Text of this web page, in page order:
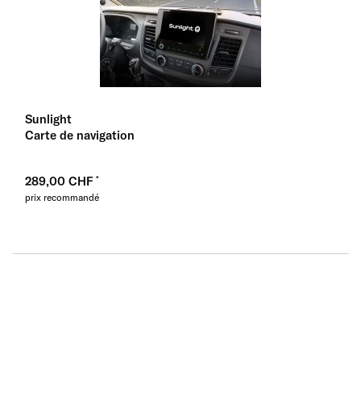
Sunlight
Carte de navigation
289,00 CHF
prix recommandé